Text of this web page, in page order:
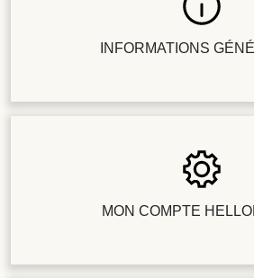
INFORMATIONS
MON COMPTE